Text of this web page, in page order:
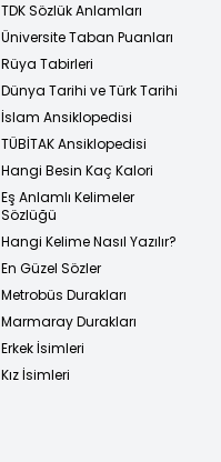
TDK Sözlük Anlamları
Üniversite Taban Puanları
Rüya Tabirleri
Dünya Tarihi ve Türk Tarihi
İslam Ansiklopedisi
TÜBİTAK Ansiklopedisi
Hangi Besin Kaç Kalori
Eş Anlamlı Kelimeler
Sözlüğü
Hangi Kelime Nasıl Yazılır?
En Güzel Sözler
Metrobüs Durakları
Marmaray Durakları
Erkek İsimleri
Kız İsimleri